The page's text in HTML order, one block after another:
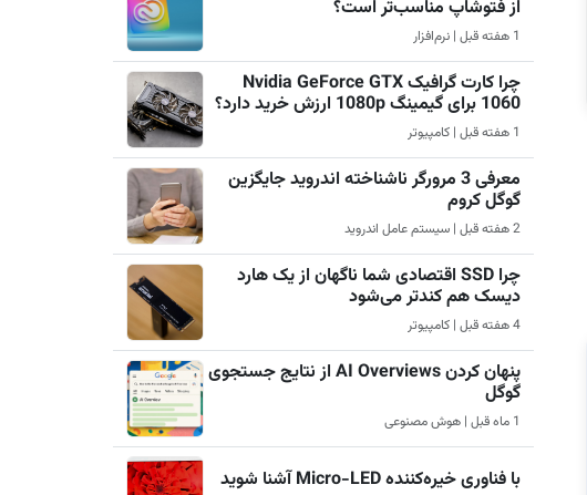
از فتوشاپ مناسب‌تر است؟
1 هفته قبل | نرم‌افزار
چرا کارت گرافیک Nvidia GeForce GTX
1060 برای گیمینگ 1080p ارزش خرید دارد؟
1 هفته قبل | کامپیوتر
معرفی 3 مرورگر ناشناخته اندروید جایگزین
گوگل کروم
2 هفته قبل | سیستم عامل اندروید
چرا SSD اقتصادی شما ناگهان از یک هارد
دیسک هم کندتر می‌شود
4 هفته قبل | کامپیوتر
پنهان کردن AI Overviews از نتایج جستجوی
گوگل
1 ماه قبل | هوش مصنوعی
با فناوری خیره‌کننده Micro-LED آشنا شوید